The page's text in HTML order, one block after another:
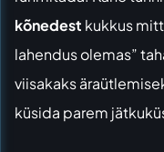
kõnedest kukkus
lahendus olemas”
viisakaks
küsida parem